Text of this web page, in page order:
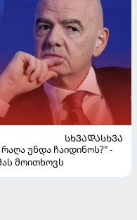
ᲡᲮᲕᲐᲓᲐᲡᲮᲕᲐ
უნდა ჩაიდინოს?" -
მოითხოვს